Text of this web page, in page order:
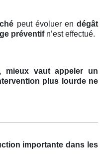
peut évoluer endégât
préventifn’est effectué.
mieux vaut appeler un
plus lourde ne
importante dans les